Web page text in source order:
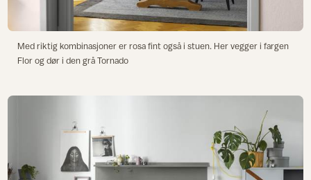
Med riktig kombinasjoner er rosa fint også i stuen. Her vegger i fargen
Flor og dør i den grå Tornado